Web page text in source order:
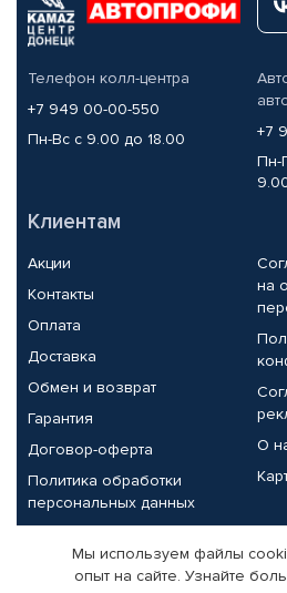
Телефон колл-центра
+7 949 00-00-550
Пн-Вс с 9.00 до 18.00
+7
Пн-
Клиентам
Акции
Контакты
Оплата
Доставка
Обмен и возврат
Гарантия
Договор-оферта
Политика обработки
персональных данных
на
О
Партнерам
Мы используем файлы
опыт на сайте. Узнайте